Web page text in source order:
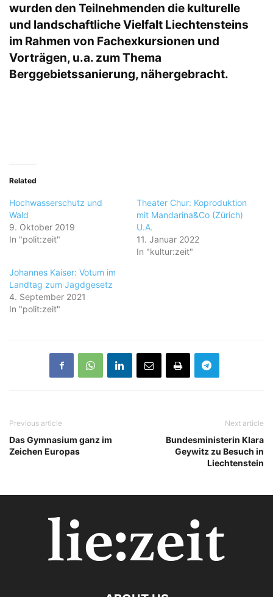
wurden den Teilnehmenden die kulturelle
und landschaftliche Vielfalt Liechtensteins
im Rahmen von Fachexkursionen und
Vorträgen, u.a. zum Thema
Berggebietssanierung, nähergebracht.
Related
Hochwasserschutz und
Wald
9. Oktober 2019
In "polit:zeit"
Theater Chur: Koproduktion
mit Mandarina&Co (Zürich)
U.A.
11. Januar 2022
In "kultur:zeit"
Johannes Kaiser: Votum im
Landtag zum Jagdgesetz
4. September 2021
In "polit:zeit"
Previous article
Das Gymnasium ganz im
Zeichen Europas
Next article
Bundesministerin Klara
Geywitz zu Besuch in
Liechtenstein